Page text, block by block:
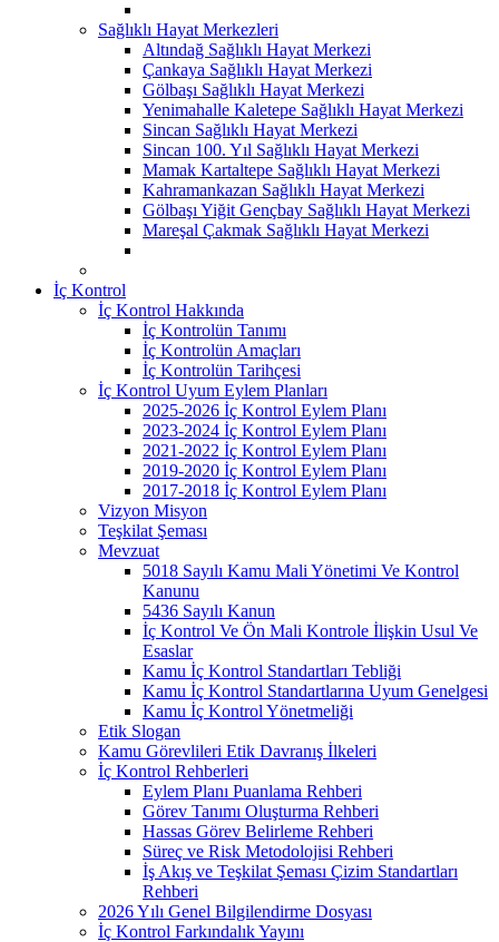
Sağlıklı Hayat Merkezleri
Altındağ Sağlıklı Hayat Merkezi
Çankaya Sağlıklı Hayat Merkezi
Gölbaşı Sağlıklı Hayat Merkezi
Yenimahalle Kaletepe Sağlıklı Hayat Merkezi
Sincan Sağlıklı Hayat Merkezi
Sincan 100. Yıl Sağlıklı Hayat Merkezi
Mamak Kartaltepe Sağlıklı Hayat Merkezi
Kahramankazan Sağlıklı Hayat Merkezi
Gölbaşı Yiğit Gençbay Sağlıklı Hayat Merkezi
Mareşal Çakmak Sağlıklı Hayat Merkezi
İç Kontrol
İç Kontrol Hakkında
İç Kontrolün Tanımı
İç Kontrolün Amaçları
İç Kontrolün Tarihçesi
İç Kontrol Uyum Eylem Planları
2025-2026 İç Kontrol Eylem Planı
2023-2024 İç Kontrol Eylem Planı
2021-2022 İç Kontrol Eylem Planı
2019-2020 İç Kontrol Eylem Planı
2017-2018 İç Kontrol Eylem Planı
Vizyon Misyon
Teşkilat Şeması
Mevzuat
5018 Sayılı Kamu Mali Yönetimi Ve Kontrol
Kanunu
5436 Sayılı Kanun
İç Kontrol Ve Ön Mali Kontrole İlişkin Usul Ve
Esaslar
Kamu İç Kontrol Standartları Tebliği
Kamu İç Kontrol Standartlarına Uyum Genelgesi
Kamu İç Kontrol Yönetmeliği
Etik Slogan
Kamu Görevlileri Etik Davranış İlkeleri
İç Kontrol Rehberleri
Eylem Planı Puanlama Rehberi
Görev Tanımı Oluşturma Rehberi
Hassas Görev Belirleme Rehberi
Süreç ve Risk Metodolojisi Rehberi
İş Akış ve Teşkilat Şeması Çizim Standartları
Rehberi
2026 Yılı Genel Bilgilendirme Dosyası
İç Kontrol Farkındalık Yayını